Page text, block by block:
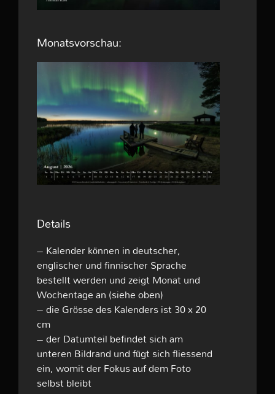
Monatsvorschau:
Details
– Kalender können in deutscher,
englischer und finnischer Sprache
bestellt werden und zeigt Monat und
Wochentage an (siehe oben)
– die Grösse des Kalenders ist 30 x 20
cm
– der Datumteil befindet sich am
unteren Bildrand und fügt sich fliessend
ein, womit der Fokus auf dem Foto
selbst bleibt